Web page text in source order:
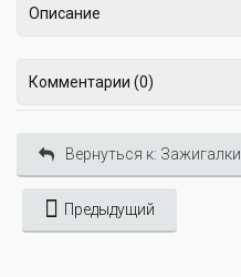
Описание
Комментарии (0)
Вернуться к: Зажигалки
Предыдущий